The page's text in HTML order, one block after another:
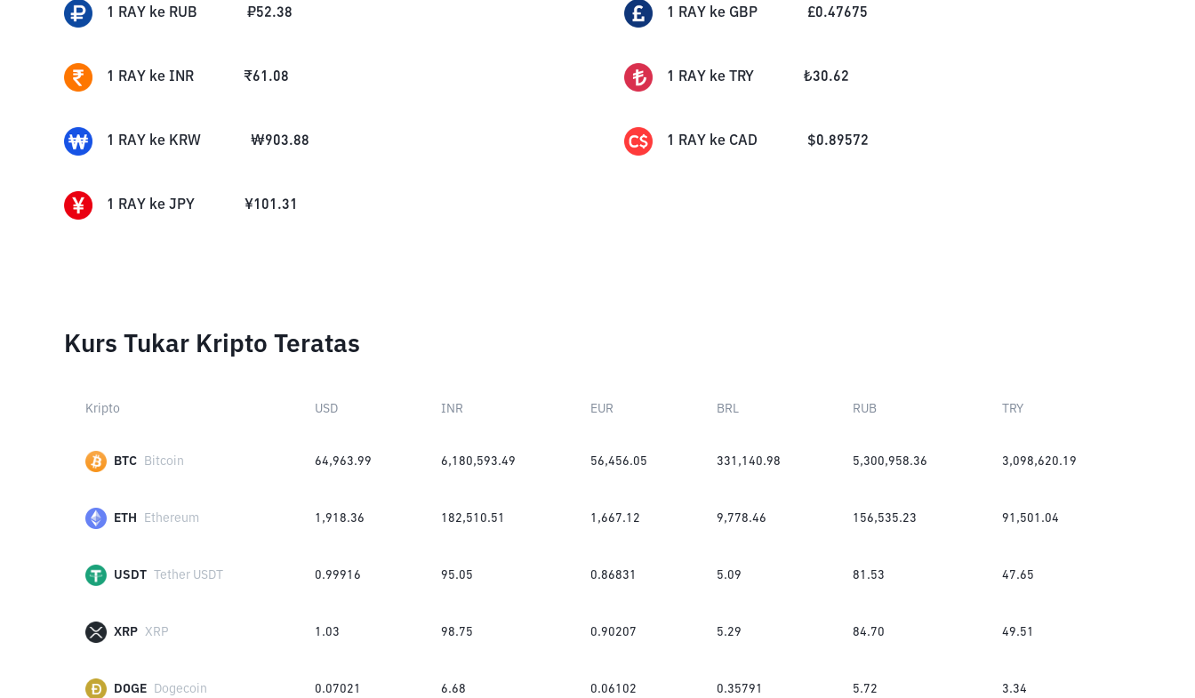
1 RAY ke RUB ₽52.38 1 RAY ke GBP £0.47675
1 RAY ke INR ₹61.08 1 RAY ke TRY ₺30.62
1 RAY ke KRW ₩903.88 1 RAY ke CAD $0.89572
1 RAY ke JPY ¥101.31
Kurs Tukar Kripto Teratas
Kripto USD INR EUR BRL RUB TRY
BTC Bitcoin 64,963.99 6,180,593.49 56,456.05 331,140.98 5,300,958.36 3,098,620.19
ETH Ethereum 1,918.36 182,510.51 1,667.12 9,778.46 156,535.23 91,501.04
USDT Tether USDT 0.99916 95.05 0.86831 5.09 81.53 47.65
XRP XRP 1.03 98.75 0.90207 5.29 84.70 49.51
DOGE Dogecoin 0.07021 6.68 0.06102 0.35791 5.72 3.34